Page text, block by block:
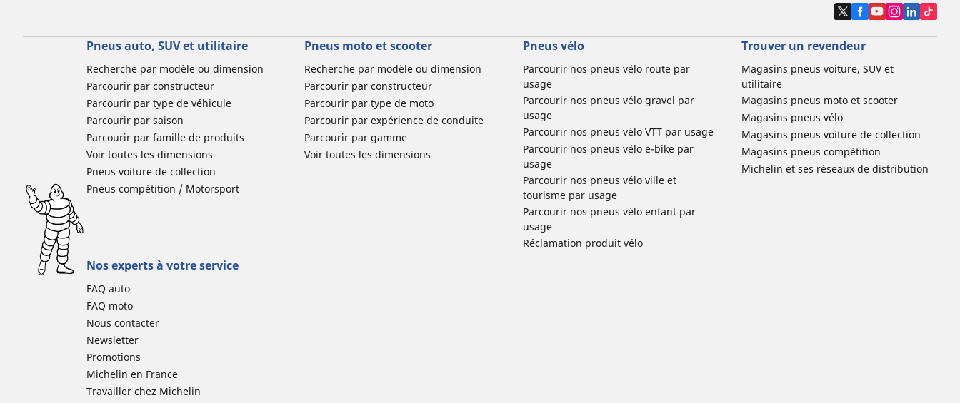
Pneus auto, SUV et utilitaire
Recherche par modèle ou dimension
Parcourir par constructeur
Parcourir par type de véhicule
Parcourir par saison
Parcourir par famille de produits
Voir toutes les dimensions
Pneus voiture de collection
Pneus compétition / Motorsport
Pneus moto et scooter
Recherche par modèle ou dimension
Parcourir par constructeur
Parcourir par type de moto
Parcourir par expérience de conduite
Parcourir par gamme
Voir toutes les dimensions
Pneus vélo
Parcourir nos pneus vélo route par
usage
Parcourir nos pneus vélo gravel par
usage
Parcourir nos pneus vélo VTT par usage
Parcourir nos pneus vélo e-bike par
usage
Parcourir nos pneus vélo ville et
tourisme par usage
Parcourir nos pneus vélo enfant par
usage
Réclamation produit vélo
Trouver un revendeur
Magasins pneus voiture, SUV et
utilitaire
Magasins pneus moto et scooter
Magasins pneus vélo
Magasins pneus voiture de collection
Magasins pneus compétition
Michelin et ses réseaux de distribution
Nos experts à votre service
FAQ auto
FAQ moto
Nous contacter
Newsletter
Promotions
Michelin en France
Travailler chez Michelin